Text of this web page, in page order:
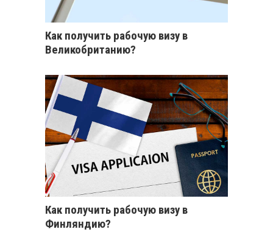
Как получить рабочую визу в
Великобританию?
Как получить рабочую визу в
Финляндию?